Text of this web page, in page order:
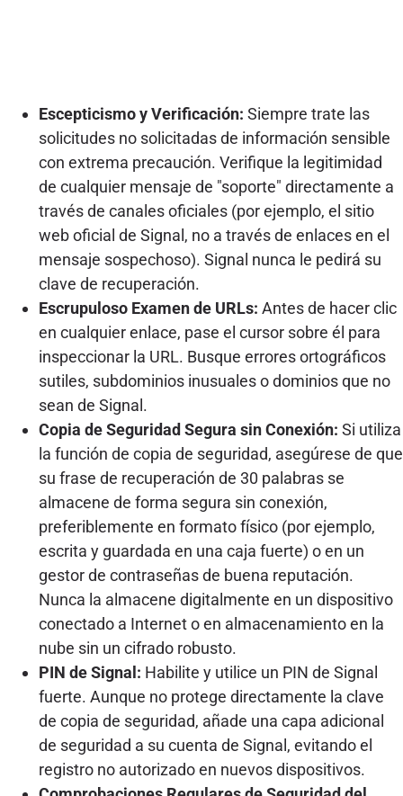
Escepticismo y Verificación: Siempre trate las
solicitudes no solicitadas de información sensible
con extrema precaución. Verifique la legitimidad
de cualquier mensaje de "soporte" directamente a
través de canales oficiales (por ejemplo, el sitio
web oficial de Signal, no a través de enlaces en el
mensaje sospechoso). Signal nunca le pedirá su
clave de recuperación.
Escrupuloso Examen de URLs: Antes de hacer clic
en cualquier enlace, pase el cursor sobre él para
inspeccionar la URL. Busque errores ortográficos
sutiles, subdominios inusuales o dominios que no
sean de Signal.
Copia de Seguridad Segura sin Conexión: Si utiliza
la función de copia de seguridad, asegúrese de que
su frase de recuperación de 30 palabras se
almacene de forma segura sin conexión,
preferiblemente en formato físico (por ejemplo,
escrita y guardada en una caja fuerte) o en un
gestor de contraseñas de buena reputación.
Nunca la almacene digitalmente en un dispositivo
conectado a Internet o en almacenamiento en la
nube sin un cifrado robusto.
PIN de Signal: Habilite y utilice un PIN de Signal
fuerte. Aunque no protege directamente la clave
de copia de seguridad, añade una capa adicional
de seguridad a su cuenta de Signal, evitando el
registro no autorizado en nuevos dispositivos.